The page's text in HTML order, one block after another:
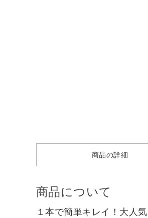
商品の詳細
商品について
１本で簡単キレイ！大人